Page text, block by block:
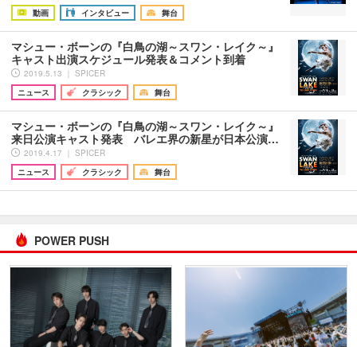
動画 インタビュー 舞台
マシュー・ボーンの『白鳥の湖～スワン・レイク～』
キャスト出演スケジュール発表＆コメント到着
2019.5.13 ｜ SPICER
ニュース
クラシック 舞台
マシュー・ボーンの『白鳥の湖～スワン・レイク～』
来日公演キャスト発表 バレエ界の新星が日本公演…
2019.4.17 ｜ SPICER
ニュース
クラシック 舞台
POWER PUSH